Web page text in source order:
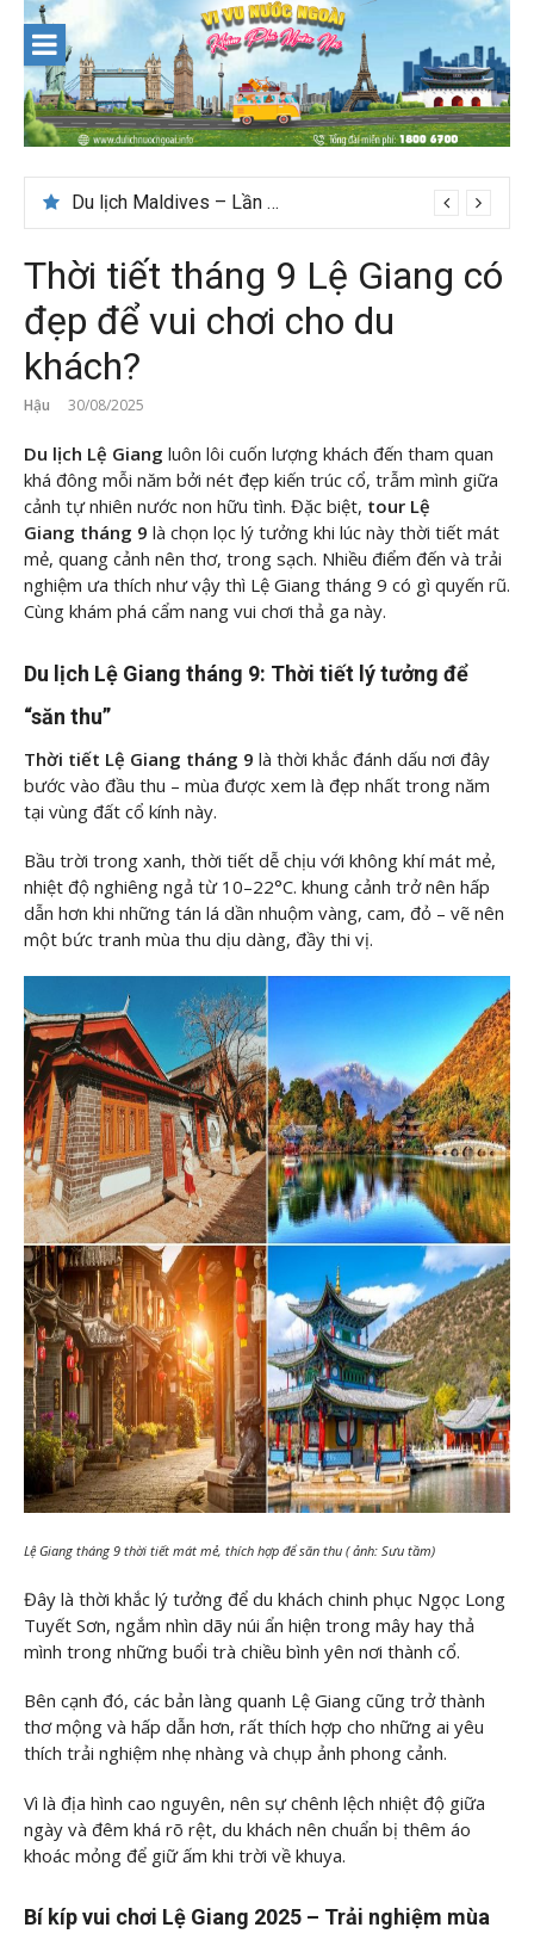
content
Nên du lịch ở đâu ” giá tốt” dịp lễ quốc khánh 2/9
Thời tiết tháng 9 Lệ Giang có
đẹp để vui chơi cho du
khách?
Hậu 30/08/2025
Du lịch Lệ Giang luôn lôi cuốn lượng khách đến tham quan
khá đông mỗi năm bởi nét đẹp kiến trúc cổ, trẫm mình giữa
cảnh tự nhiên nước non hữu tình. Đặc biệt, tour Lệ
Giang tháng 9 là chọn lọc lý tưởng khi lúc này thời tiết mát
mẻ, quang cảnh nên thơ, trong sạch. Nhiều điểm đến và trải
nghiệm ưa thích như vậy thì Lệ Giang tháng 9 có gì quyến rũ.
Cùng khám phá cẩm nang vui chơi thả ga này.
Du lịch Lệ Giang tháng 9: Thời tiết lý tưởng để
“săn thu”
Thời tiết Lệ Giang tháng 9 là thời khắc đánh dấu nơi đây
bước vào đầu thu – mùa được xem là đẹp nhất trong năm
tại vùng đất cổ kính này.
Bầu trời trong xanh, thời tiết dễ chịu với không khí mát mẻ,
nhiệt độ nghiêng ngả từ 10–22°C. khung cảnh trở nên hấp
dẫn hơn khi những tán lá dần nhuộm vàng, cam, đỏ – vẽ nên
một bức tranh mùa thu dịu dàng, đầy thi vị.
Lệ Giang tháng 9 thời tiết mát mẻ, thích hợp để săn thu ( ảnh: Sưu tầm)
Đây là thời khắc lý tưởng để du khách chinh phục Ngọc Long
Tuyết Sơn, ngắm nhìn dãy núi ẩn hiện trong mây hay thả
mình trong những buổi trà chiều bình yên nơi thành cổ.
Bên cạnh đó, các bản làng quanh Lệ Giang cũng trở thành
thơ mộng và hấp dẫn hơn, rất thích hợp cho những ai yêu
thích trải nghiệm nhẹ nhàng và chụp ảnh phong cảnh.
Vì là địa hình cao nguyên, nên sự chênh lệch nhiệt độ giữa
ngày và đêm khá rõ rệt, du khách nên chuẩn bị thêm áo
khoác mỏng để giữ ấm khi trời về khuya.
Bí kíp vui chơi Lệ Giang 2025 – Trải nghiệm mùa